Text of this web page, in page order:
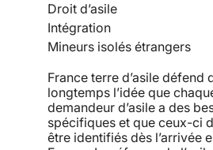
Droit d’asile
Intégration
Mineurs isolés étrangers
France terre d’asile défend
longtemps l’idée que
demandeur d’asile a des
spécifiques et que ceux-ci
être identifiés dès l’arrivée